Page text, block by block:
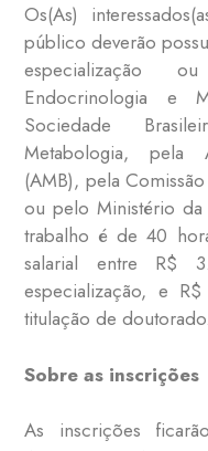
Os(As)
público deverão
especialização
Endocrinologia e
Sociedade
Metabologia, pela
(AMB), pela
ou pelo Ministério
trabalho é de 40
salarial entre R$
especialização, e
titulação de doutorado.
Sobre as inscrições
As inscrições